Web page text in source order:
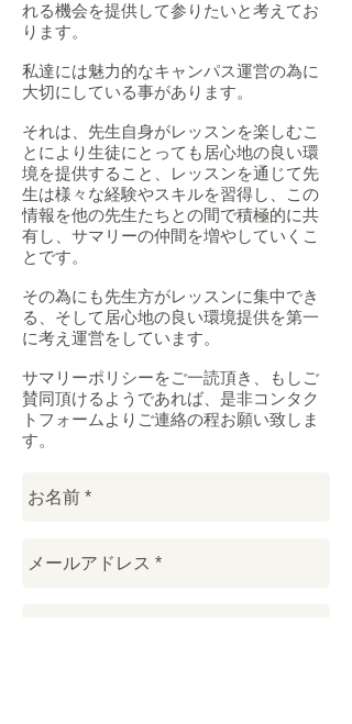
れる機会を提供して参りたいと考えてお
ります。
私達には魅力的なキャンパス運営の為に
大切にしている事があります。
それは、先生自身がレッスンを楽しむこ
とにより生徒にとっても居心地の良い環
境を提供すること、レッスンを通じて先
生は様々な経験やスキルを習得し、この
情報を他の先生たちとの間で積極的に共
有し、サマリーの仲間を増やしていくこ
とです。
その為にも先生方がレッスンに集中でき
る、そして居心地の良い環境提供を第一
に考え運営をしています。
サマリーポリシーをご一読頂き、もしご
賛同頂けるようであれば、是非コンタク
トフォームよりご連絡の程お願い致しま
す。